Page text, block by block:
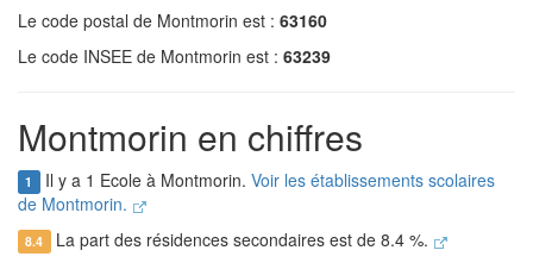
Le code postal de Montmorin est : 63160
Le code INSEE de Montmorin est : 63239
Montmorin en chiffres
1 Il y a 1 Ecole à Montmorin. Voir les établissements scolaires
de Montmorin.
8.4 La part des résidences secondaires est de 8.4 %.